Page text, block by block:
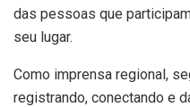
das pessoas que
seu lugar.
Como imprensa regional,
registrando, conectando e